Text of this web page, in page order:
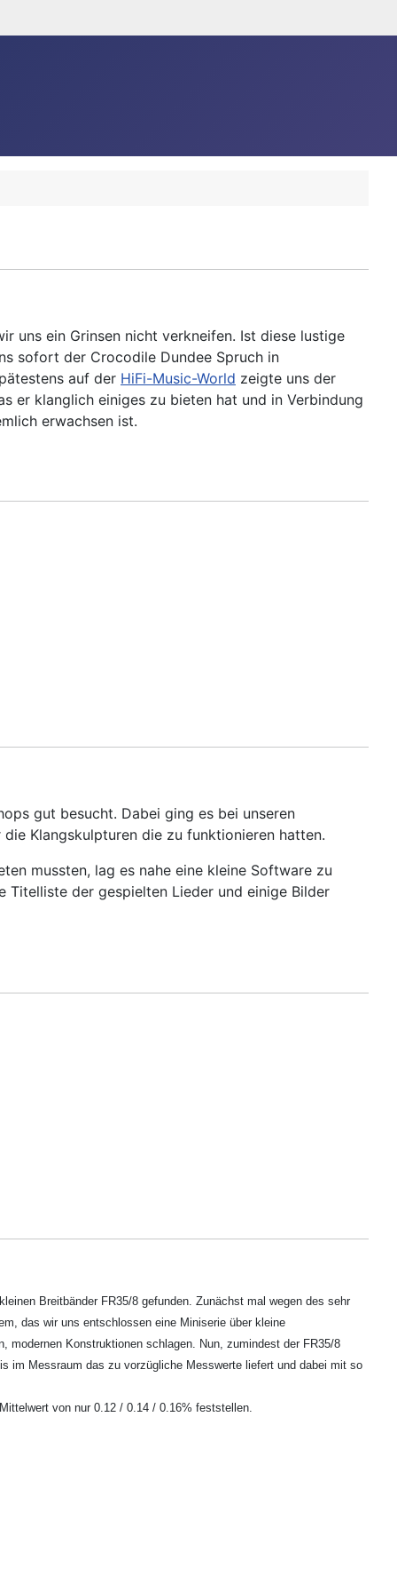
uns ein Grinsen nicht verkneifen. Ist diese lustige
sofort der Crocodile Dundee Spruch in
auf der HiFi-Music-World zeigte uns der
er klanglich einiges zu bieten hat und in Verbindung
erwachsen ist.
gut besucht. Dabei ging es bei unseren
Klangskulpturen die zu funktionieren hatten.
mussten, lag es nahe eine kleine Software zu
Titelliste der gespielten Lieder und einige Bilder
Breitbänder FR35/8 gefunden. Zunächst mal wegen des sehr
das wir uns entschlossen eine Miniserie über kleine
modernen Konstruktionen schlagen. Nun, zumindest der FR35/8
im Messraum das zu vorzügliche Messwerte liefert und dabei mit so
von nur 0.12 / 0.14 / 0.16% feststellen.